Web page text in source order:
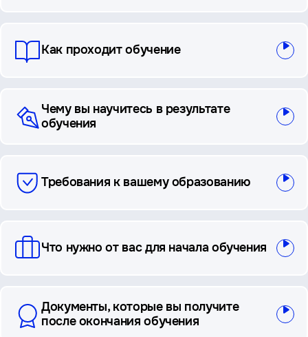
Как проходит обучение
Чему вы научитесь в результате
обучения
Требования к вашему образованию
Что нужно от вас для начала обучения
Документы, которые вы получите
после окончания обучения